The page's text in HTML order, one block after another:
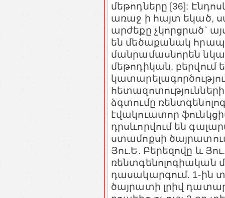
մեթոդները [36]:
առաջ ի հայտ եկած,
արժեքը չկորցրած`
են մեծաքանակ
մանրամասնորեն
մեթոդիկան, բերվում
ձգտումը
էվակուատոր
դրսևորվում են
ստամոքսի
Յու.Ե. Բերեզովը և
ռենտգենոլոգիական
դասակարգում. 1-ին
ծայրատի լրիվ